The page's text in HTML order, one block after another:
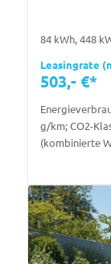
84 kWh, 448
Leasingrate
503,- €*
g/km; CO2-
(kombinierte